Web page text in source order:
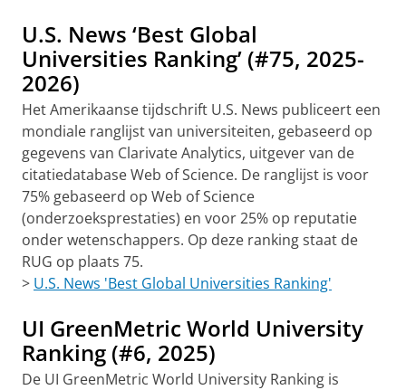
U.S. News ‘Best Global
Universities Ranking’ (#75, 2025-
2026)
Het Amerikaanse tijdschrift U.S. News publiceert een
mondiale ranglijst van universiteiten, gebaseerd op
gegevens van Clarivate Analytics, uitgever van de
citatiedatabase Web of Science. De ranglijst is voor
75% gebaseerd op Web of Science
(onderzoeksprestaties) en voor 25% op reputatie
onder wetenschappers. Op deze ranking staat de
RUG op plaats 75.
> U.S. News 'Best Global Universities Ranking'
UI GreenMetric World University
Ranking (#6, 2025)
De UI GreenMetric World University Ranking is